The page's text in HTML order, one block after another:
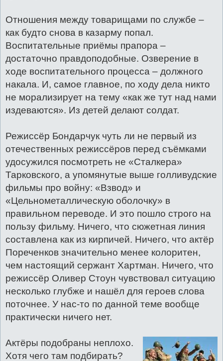
Отношения между товарищами по службе –
как будто снова в казарму попал.
Воспитательные приёмы прапора –
достаточно правдоподобные. Озверение в
ходе воспитательного процесса – должного
накала. И, самое главное, по ходу дела никто
не морализирует на тему «как же тут над нами
издеваются». Из детей делают солдат.
Режиссёр Бондарчук чуть ли не первый из
отечественных режиссёров перед съёмками
удосужился посмотреть не «Сталкера»
Тарковского, а упомянутые выше голливудские
фильмы про войну: «Взвод» и
«Цельнометаллическую оболочку» в
правильном переводе. И это пошло строго на
пользу фильму. Ничего, что сюжетная линия
составлена как из кирпичей. Ничего, что актёр
Пореченков значительно менее колоритен,
чем настоящий сержант Хартман. Ничего, что
режиссёр Оливер Стоун чувствовал ситуацию
несколько глубже и нашёл для героев слова
поточнее. У нас-то по данной теме вообще
практически ничего нет.
Актёры подобраны неплохо.
Хотя чего там подбирать?